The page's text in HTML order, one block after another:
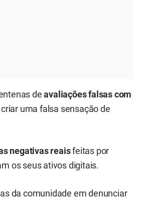
deavaliações falsas com
uma falsa sensação de
negativas reaisfeitas por
os seus ativos digitais.
da comunidade em denunciar